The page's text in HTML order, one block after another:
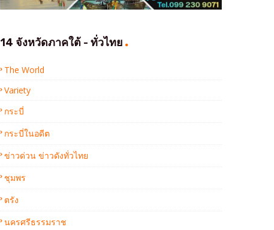
14 จังหวัดภาคใต้ - ทั่วไทย
The World
Variety
กระบี่
กระบี่ในอดีต
ข่าวด่วน ข่าวดังทั่วไทย
ชุมพร
ตรัง
นครศรีธรรมราช